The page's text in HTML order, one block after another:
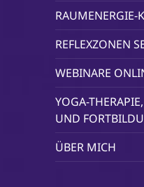
RAUMENERGIE-
REFLEXZONEN
WEBINARE
YOGA-
UND
ÜBER MICH